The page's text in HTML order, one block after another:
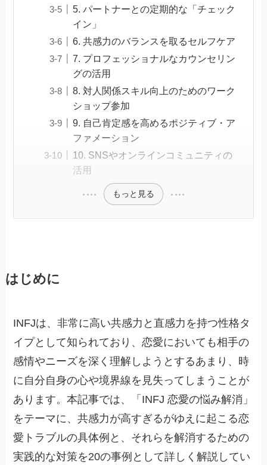
5. パートナーとの定期的な「チェック
イン」
6. 共感力のバランスを取るセルフケア
7. プロフェッショナルなカウンセリン
グの活用
8. 対人関係スキル向上のためのワーク
ショップ参加
9. 自己肯定感を高めるポジティブ・ア
ファメーション
10. SNSやオンラインコミュニティの
活用
もっと見る
はじめに
INFJは、非常に高い共感力と直感力を持つ性格タ
イプとして知られており、恋愛においても相手の
感情やニーズを深く理解しようとするあまり、時
に自分自身の心や境界線を見失ってしまうことが
あります。本記事では、「INFJ 恋愛の悩み解消」
をテーマに、共感力が高すぎるがゆえに起こる恋
愛トラブルの具体例と、それらを解消するための
実践的な対策を20の事例として詳しく解説してい